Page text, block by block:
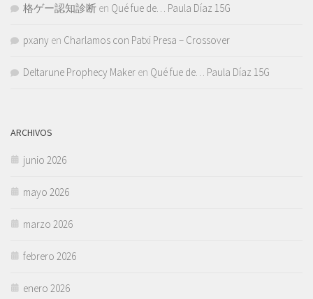
格ゲー認知診断 en Qué fue de… Paula Díaz 15G
pxany en Charlamos con Patxi Presa – Crossover
Deltarune Prophecy Maker en Qué fue de… Paula Díaz 15G
ARCHIVOS
junio 2026
mayo 2026
marzo 2026
febrero 2026
enero 2026